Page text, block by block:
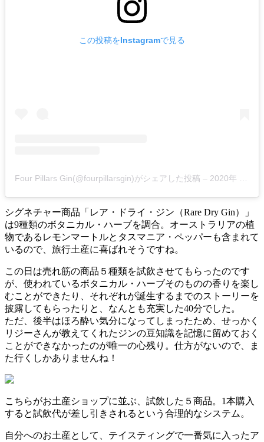
この投稿をInstagramで見る
Four Pillars Gin(@fourpillarsgin)がシェアした投稿 – 2020年 1月月31日午後3時00分PST
シグネチャー商品「レア・ドライ・ジン（Rare Dry Gin）」
は9種類のボタニカル・ハーブを調合。オーストラリアの植
物であるレモンマートルとタスマニア・ペッパーも含まれて
いるので、旅行土産に喜ばれそうですね。
この日は売れ筋の商品５種類を試飲させてもらったのです
が、使われているボタニカル・ハーブそのものの香りを楽し
むことができたり、それぞれが誕生するまでのストーリーを
披露してもらったりと、なんとも充実した40分でした。
ただ、後半はほろ酔い気分になってしまったため、せっかく
リジーさんが教えてくれたジンの豆知識を記憶に留めておく
ことができなかったのが唯一の心残り。仕方がないので、ま
た行くしかありませんね！
こちらがお土産ショップに並ぶ、試飲した５商品。1本購入
すると試飲代が差し引きされるという合理的なシステム。
自分へのお土産として、テイスティングで一番気に入ったア